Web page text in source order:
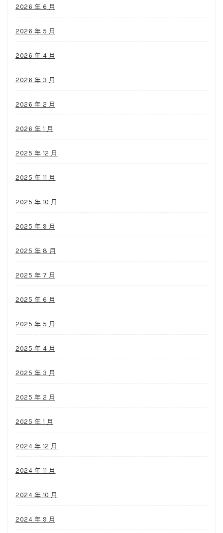
2026 年 6 月
2026 年 5 月
2026 年 4 月
2026 年 3 月
2026 年 2 月
2026 年 1 月
2025 年 12 月
2025 年 11 月
2025 年 10 月
2025 年 9 月
2025 年 8 月
2025 年 7 月
2025 年 6 月
2025 年 5 月
2025 年 4 月
2025 年 3 月
2025 年 2 月
2025 年 1 月
2024 年 12 月
2024 年 11 月
2024 年 10 月
2024 年 9 月